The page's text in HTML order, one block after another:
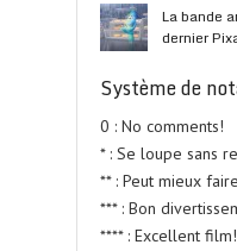
La bande
dernier
Système de
0 : No comments!
* : Se loupe sans
** : Peut mieux
*** : Bon
**** : Excellent film!